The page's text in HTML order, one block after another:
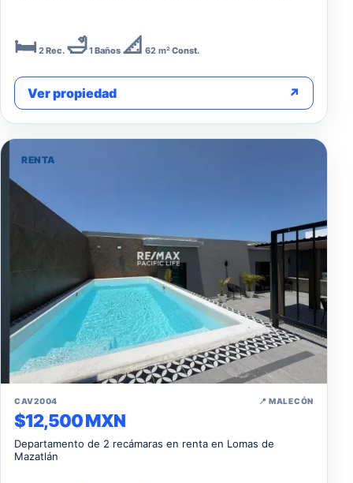
🛏️ 2Rec. 🛁1 Baños 📐 62 m²Const.
Ver propiedad ↗
RENTA
↗
CAV2004 📍 MALECÓN
$12,500 MXN
Departamento de 2 recámaras en renta en Lomas de
Mazatlán